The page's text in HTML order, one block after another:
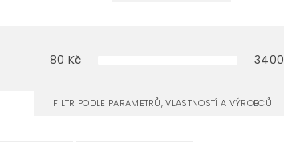
80 Kč 3400
FILTR PODLE PARAMETRŮ, VLASTNOSTÍ A VÝROBCŮ